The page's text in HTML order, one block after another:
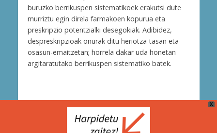
buruzko berrikuspen sistematikoek erakutsi dute
murriztu egin direla farmakoen kopurua eta
preskripzio potentzialki desegokiak. Adibidez,
despreskripzioak onurak ditu heriotza-tasan eta
osasun-emaitzetan; horrela dakar uda honetan
argitaratutako berrikuspen sistematiko batek.
X